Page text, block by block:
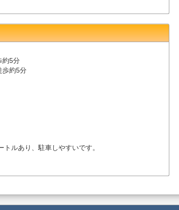
約5分
歩約5分
ルあり、駐車しやすいです。